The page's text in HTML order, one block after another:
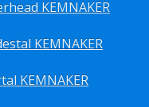
KEMNAKER
KEMNAKER
KEMNAKER